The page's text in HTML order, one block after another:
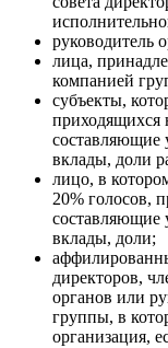
руководитель
лица,
компанией
субъекты,
приходящихся
составляющие
вклады, доли
лицо, в
20% голосов,
составляющие
вклады, доли;
директоров,
органов или
группы, в
организация,